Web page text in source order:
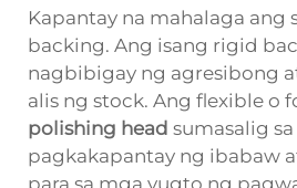
Kapantay na mahalaga ang
backing. Ang isang rigid
nagbibigay ng agresibong
alis ng stock. Ang flexible o
polishing head sumasalig
pagkakapantay ng ibabaw
para sa mga yugto ng